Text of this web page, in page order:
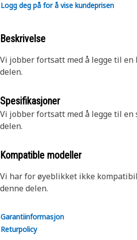
Logg deg på for å vise kundeprisen
Beskrivelse
Vi jobber fortsatt med å legge til en
delen.
Spesifikasjoner
Vi jobber fortsatt med å legge til
delen.
Kompatible modeller
Vi har for øyeblikket ikke
denne delen.
Garantiinformasjon
Returpolicy